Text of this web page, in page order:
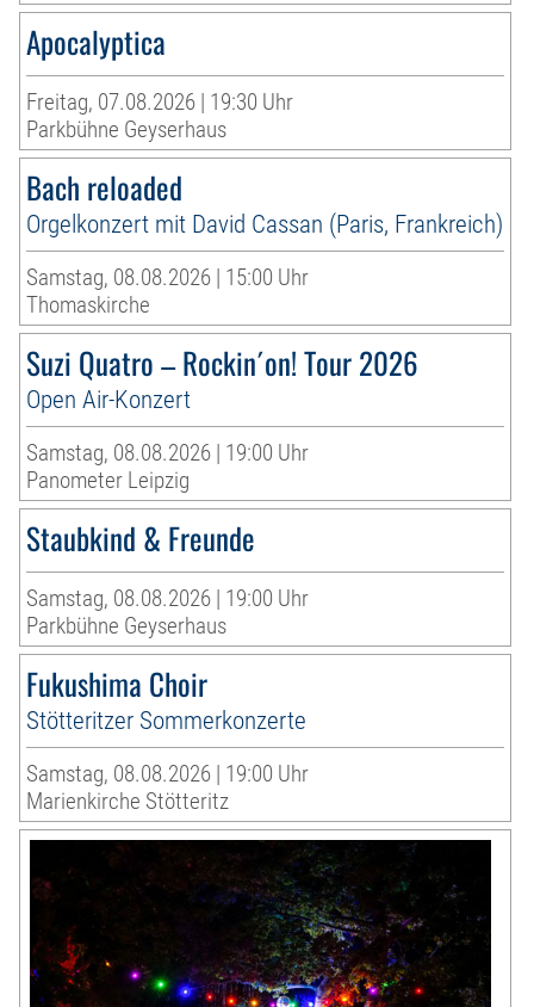
Apocalyptica
Freitag, 07.08.2026 | 19:30 Uhr
Parkbühne Geyserhaus
Bach reloaded
Orgelkonzert mit David Cassan (Paris, Frankreich)
Samstag, 08.08.2026 | 15:00 Uhr
Thomaskirche
Suzi Quatro – Rockin´on! Tour 2026
Open Air-Konzert
Samstag, 08.08.2026 | 19:00 Uhr
Panometer Leipzig
Staubkind & Freunde
Samstag, 08.08.2026 | 19:00 Uhr
Parkbühne Geyserhaus
Fukushima Choir
Stötteritzer Sommerkonzerte
Samstag, 08.08.2026 | 19:00 Uhr
Marienkirche Stötteritz